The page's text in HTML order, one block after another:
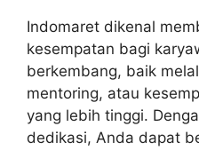
Indomaret dikenal
kesempatan bagi
berkembang, baik
mentoring, atau
yang lebih tinggi.
dedikasi, Anda dapat